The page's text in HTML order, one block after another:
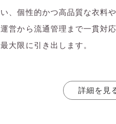
い、個性的かつ高品質な衣料
運営から流通管理まで一貫対
最大限に引き出します。
詳細を見